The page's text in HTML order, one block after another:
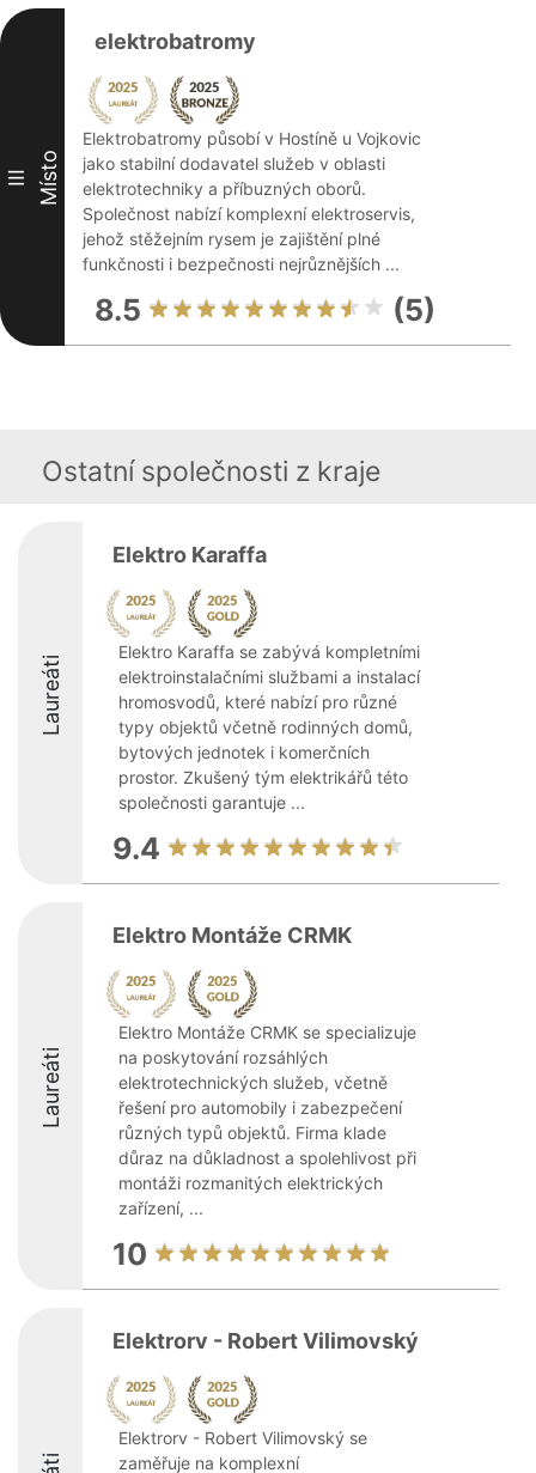
III Místo
elektrobatromy
Elektrobatromy působí v Hostíně u Vojkovic
jako stabilní dodavatel služeb v oblasti
elektrotechniky a příbuzných oborů.
Společnost nabízí komplexní elektroservis,
jehož stěžejním rysem je zajištění plné
funkčnosti i bezpečnosti nejrůznějších ...
8.5 (5)
Ostatní společnosti z kraje
Laureáti
Elektro Karaffa
Elektro Karaffa se zabývá kompletními
elektroinstalačními službami a instalací
hromosvodů, které nabízí pro různé
typy objektů včetně rodinných domů,
bytových jednotek i komerčních
prostor. Zkušený tým elektrikářů této
společnosti garantuje ...
9.4
Laureáti
Elektro Montáže CRMK
Elektro Montáže CRMK se specializuje
na poskytování rozsáhlých
elektrotechnických služeb, včetně
řešení pro automobily i zabezpečení
různých typů objektů. Firma klade
důraz na důkladnost a spolehlivost při
montáži rozmanitých elektrických
zařízení, ...
10
Elektrorv - Robert Vilimovský
Elektrorv - Robert Vilimovský se
zaměřuje na komplexní